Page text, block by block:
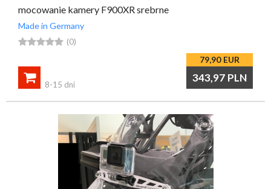
mocowanie kamery F900XR srebrne
Made in Germany
 (0)
79,90 EUR
343,97 PLN

8-15 dni